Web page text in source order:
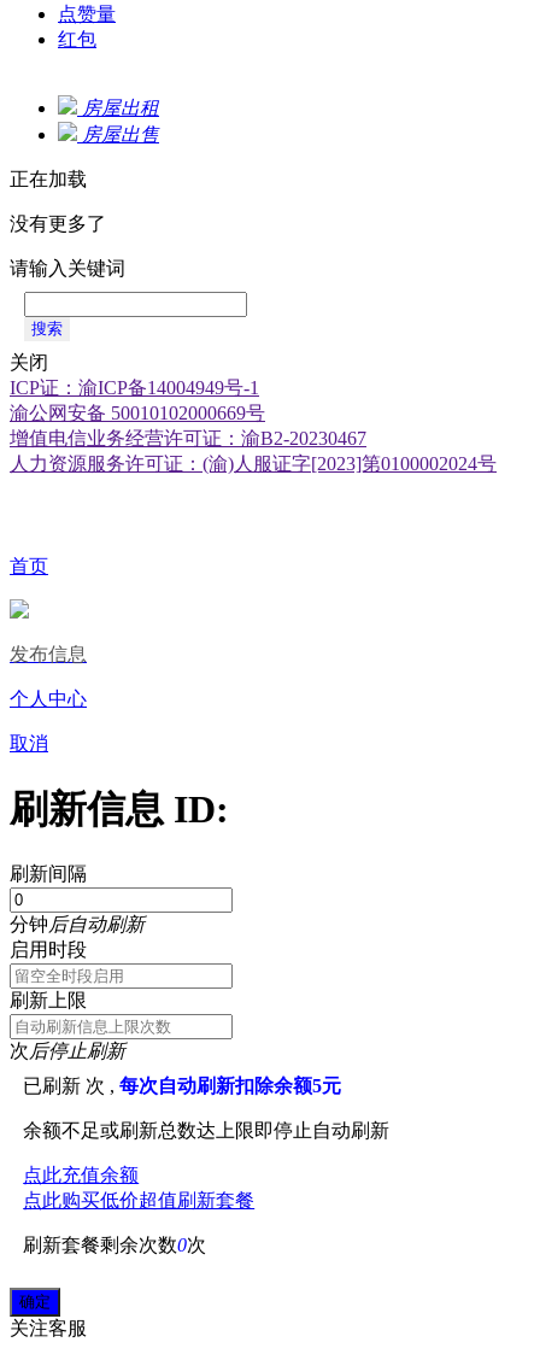
点赞量
红包
房屋出租
房屋出售
正在加载
没有更多了
请输入关键词
搜索
关闭
ICP证：渝ICP备14004949号-1
渝公网安备 50010102000669号
增值电信业务经营许可证：渝B2-20230467
人力资源服务许可证：(渝)人服证字[2023]第0100002024号
首页
发布信息
个人中心
取消
刷新信息 ID:
刷新间隔
分钟后自动刷新
启用时段
刷新上限
次后停止刷新
已刷新 次 ,每次自动刷新扣除余额5元
余额不足或刷新总数达上限即停止自动刷新
点此充值余额
点此购买低价超值刷新套餐
刷新套餐剩余次数0次
关注客服